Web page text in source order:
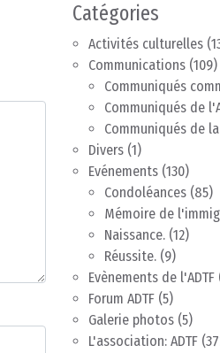
Catégories
Activités culturelles
Communications (109)
Communiqués
Communiqués de
Communiqués de la
Divers (1)
Evénements (130)
Condoléances (85)
Mémoire de
Naissance. (12)
Réussite. (9)
Evènements de l'ADTF
Forum ADTF (5)
Galerie photos (5)
L'association: ADTF